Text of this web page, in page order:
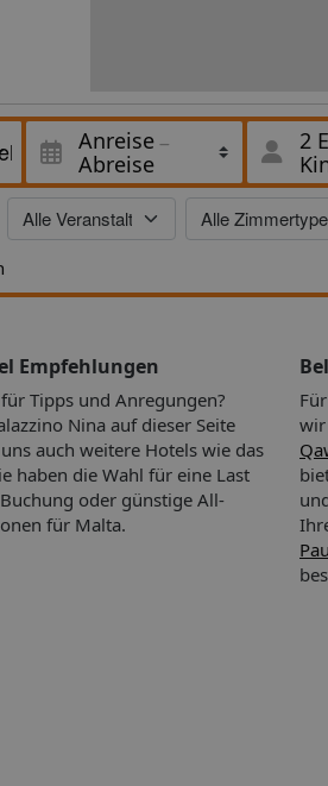
Anreise
Abreise
2
Empfehlungen
Tipps und Anregungen?
Nina auf dieser Seite
auch weitere Hotels wie das
haben die Wahl für eine Last
oder günstige All-
für Malta.
wir